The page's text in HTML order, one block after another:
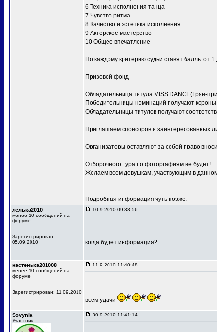
6 Техника исполнения танца
7 Чувство ритма
8 Качество и эстетика исполнения
9 Актерское мастерство
10 Общее впечатление
По каждому критерию судьи ставят баллы от
Призовой фонд
Обладательница титула MISS DANCE(Гран-
Победительницы номинаций получают
Обладательницы титулов получают
Приглашаем спонсоров и заинтересованных
Организаторы оставляют за собой право
Отборочного тура по фоторгафиям не будет!
Желаем всем девушкам, участвующим в данном
Подробная информация чуть позже.
лелька2010
менее 10 сообщений на
форуме
Зарегистрирован:
05.09.2010
10.9.2010 09:33:56
когда будет информация?
настенька201008
менее 10 сообщений на
форуме
Зарегистрирован: 11.09.2010
11.9.2010 11:40:48
всем удачи
Sovynia
Участник
30.9.2010 11:41:14